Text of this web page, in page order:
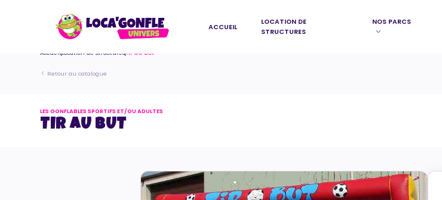
ACCUEIL
LOCATION DE
STRUCTURES
NOS PARCS
AccueilLocation de structures Tir au But
Retour au catalogue
LES GONFLABLES SPORTIFS ET/OU ADULTES
TIR AU BUT